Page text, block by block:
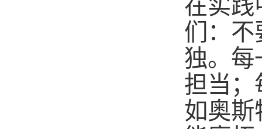
在实践
们：不
独。每
担当；
如奥斯